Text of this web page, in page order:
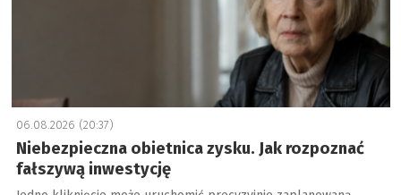
06.08.2026 (20:37)
Niebezpieczna obietnica zysku. Jak rozpoznać
fałszywą inwestycję